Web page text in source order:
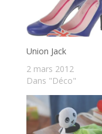
Union Jack
2 mars 2012
Dans "Déco"